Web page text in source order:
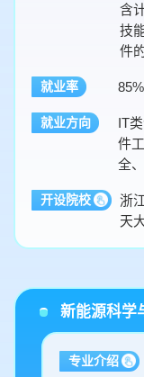
含
技
件
就业率
就业方向
IT
件
全
开设院校
浙
天
新能源科学
专业介绍